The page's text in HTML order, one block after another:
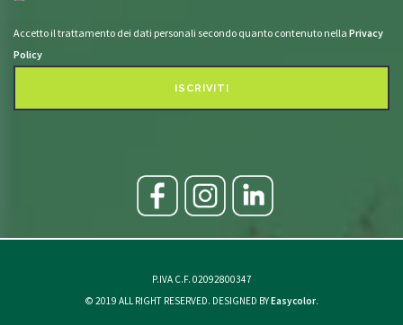
Accetto il trattamento dei dati personali secondo quanto contenuto nella Privacy
Policy
ISCRIVITI
P.IVA C.F. 02092800347
© 2019 ALL RIGHT RESERVED. DESIGNED BYEasycolor.